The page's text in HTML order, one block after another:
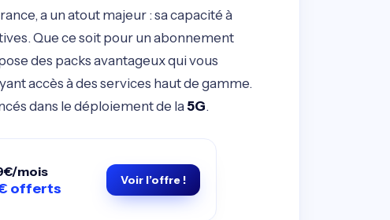
a un atout majeur : sa capacité à
Que ce soit pour un abonnement
des packs avantageux qui vous
accès à des services haut de gamme.
dans le déploiement de la5G.
mois
offerts Voir l’offre !